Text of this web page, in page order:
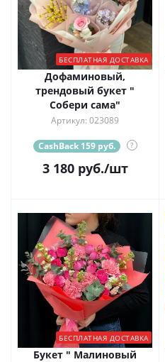
БЕСПЛАТНАЯ ДОСТАВКА
Дофаминовый,
трендовый букет "
Собери сама"
Артикул: 023089
CashBack 159 руб. ?
3 180руб./шт
БЕСПЛАТНАЯ ДОСТАВКА
Букет " Малиновый